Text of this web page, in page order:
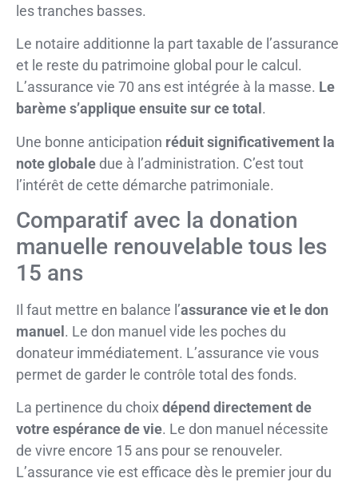
les tranches basses.
Le notaire additionne la part taxable de l’assurance
et le reste du patrimoine global pour le calcul.
L’assurance vie 70 ans est intégrée à la masse. Le
barème s’applique ensuite sur ce total .
Une bonne anticipation réduit significativement la
note globale due à l’administration. C’est tout
l’intérêt de cette démarche patrimoniale.
Comparatif avec la donation
manuelle renouvelable tous les
15 ans
Il faut mettre en balance l’assurance vie et le don
manuel . Le don manuel vide les poches du
donateur immédiatement. L’assurance vie vous
permet de garder le contrôle total des fonds.
La pertinence du choixdépend directement de
votre espérance de vie. Le don manuel nécessite
de vivre encore 15 ans pour se renouveler.
L’assurance vie est efficace dès le premier jour du